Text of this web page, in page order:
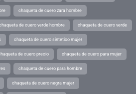
chaqueta de cuero zara hombre
de cuero verde hombre chaqueta de cuero verde
chaqueta de cuero sintetico mujer
de cuero precio chaqueta de cuero para mujer
chaqueta de cuero para hombre
chaqueta de cuero negra mujer